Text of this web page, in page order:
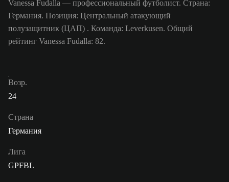
Vanessa Fudalla — профессиональный футболист. Страна:
Германия. Позиция: Центральный атакующий
полузащитник (ЦАП) . Команда: Leverkusen. Общий
рейтинг Vanessa Fudalla: 82.
Возр.
24
Страна
Германия
Лига
GPFBL